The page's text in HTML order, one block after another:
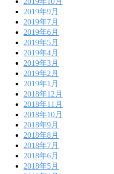
2019年9月
2019年7月
2019年6月
2019年5月
2019年4月
2019年3月
2019年2月
2019年1月
2018年12月
2018年11月
2018年10月
2018年9月
2018年8月
2018年7月
2018年6月
2018年5月